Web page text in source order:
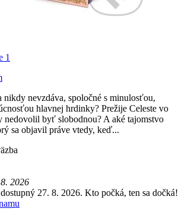
1
nikdy nevzdáva, spoločné s minulosťou,
hlavnej hrdinky? Prežije Celeste vo
nedovolil byť slobodnou? A aké tajomstvo
sa objavil práve vtedy, keď...
2026
27. 8. 2026. Kto počká, ten sa dočká!